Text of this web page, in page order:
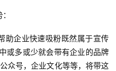
助企业快速吸粉既然属于宣传
或多或少就会带有企业的品牌
众号，企业文化等等，将带这